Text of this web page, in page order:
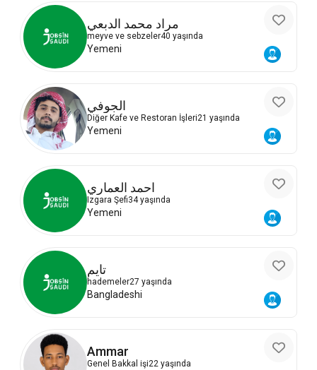
مراد محمد الدبعي
meyve ve sebzeler40 yaşında
Yemeni
الجوفي
Diğer Kafe ve Restoran İşleri21 yaşında
Yemeni
احمد العماري
Izgara Şefi34 yaşında
Yemeni
تايم
hademeler27 yaşında
Bangladeshi
Ammar
Genel Bakkal işi22 yaşında